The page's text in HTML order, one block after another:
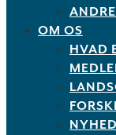
OM OS
HVAD